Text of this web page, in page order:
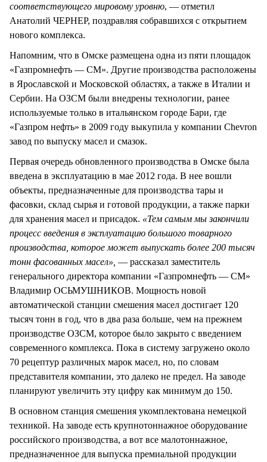
соответствующего мировому уровню, — отметил
Анатолий ЧЕРНЕР, поздравляя собравшихся с открытием
нового комплекса.
Напомним, что в Омске размещена одна из пяти площадок
«Газпромнефть — СМ». Другие производства расположены
в Ярославской и Московской областях, а также в Италии и
Сербии. На ОЗСМ были внедрены технологии, ранее
используемые только в итальянском городе Бари, где
«Газпром нефть» в 2009 году выкупила у компании Chevron
завод по выпуску масел и смазок.
Первая очередь обновленного производства в Омске была
введена в эксплуатацию в мае 2012 года. В нее вошли
объекты, предназначенные для производства тары и
фасовки, склад сырья и готовой продукции, а также парки
для хранения масел и присадок. «Тем самым мы закончили
процесс введения в эксплуатацию большого товарного
производства, которое может выпускать более 200 тысяч
тонн фасованных масел», — рассказал заместитель
генерального директора компании «Газпромнефть — СМ»
Владимир ОСЬМУШНИКОВ. Мощность новой
автоматической станции смешения масел достигает 120
тысяч тонн в год, что в два раза больше, чем на прежнем
производстве ОЗСМ, которое было закрыто с введением
современного комплекса. Пока в систему загружено около
70 рецептур различных марок масел, но, по словам
представителя компании, это далеко не предел. На заводе
планируют увеличить эту цифру как минимум до 150.
В основном станция смешения укомплектована немецкой
техникой. На заводе есть крупнотоннажное оборудование
российского производства, а вот все малотоннажное,
предназначенное для выпуска премиальной продукции